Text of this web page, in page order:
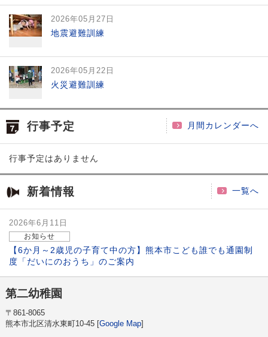
2026年05月27日
地震避難訓練
2026年05月22日
火災避難訓練
行事予定 月間カレンダーへ
行事予定はありません
新着情報 一覧へ
2026年6月11日
お知らせ
【6か月～2歳児の子育て中の方】熊本市こども誰でも通園制
度「だいにのおうち」のご案内
第二幼稚園
〒861-8065
熊本市北区清水東町10-45 [Google Map]